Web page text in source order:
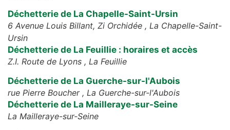
Déchetterie de La Chapelle-Saint-Ursin
6 Avenue Louis Billant, Zi Orchidée , La Chapelle-Saint-
Ursin
Déchetterie de La Feuillie : horaires et accès
Z.I. Route de Lyons , La Feuillie
Déchetterie de La Guerche-sur-l'Aubois
rue Pierre Boucher , La Guerche-sur-l'Aubois
Déchetterie de La Mailleraye-sur-Seine
La Mailleraye-sur-Seine